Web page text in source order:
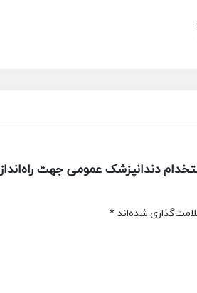
دندانپزشک عمومی جهت
شده‌اند*